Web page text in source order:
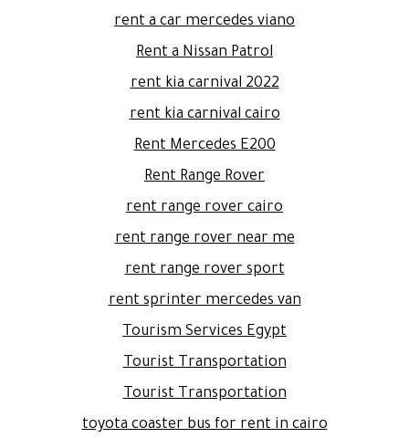
rent a car mercedes viano
Rent a Nissan Patrol
rent kia carnival 2022
rent kia carnival cairo
Rent Mercedes E200
Rent Range Rover
rent range rover cairo
rent range rover near me
rent range rover sport
rent sprinter mercedes van
Tourism Services Egypt
Tourist Transportation
Tourist Transportation
toyota coaster bus for rent in cairo